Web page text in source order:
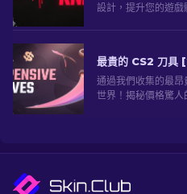
設計，提升您的遊戲
通過我們收集的最
世界！揭秘價格驚人